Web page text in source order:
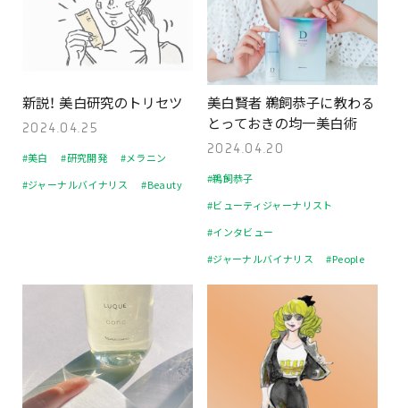
新説！ 美白研究のトリセツ
2024.04.25
#美白 #研究開発
#メラニン
#ジャーナルバイナリス
#Beauty
美白賢者 鵜飼恭子に教わる
とっておきの均一美白術
2024.04.20
#鵜飼恭子
#ビューティジャーナリスト
#インタビュー
#ジャーナルバイナリス
#People